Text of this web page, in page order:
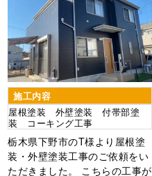
施工内容
屋根塗装 外壁塗装 付帯部塗
装 コーキング工事
栃木県下野市のT様より屋根塗
装・外壁塗装工事のご依頼をい
ただきました。 こちらの工事が